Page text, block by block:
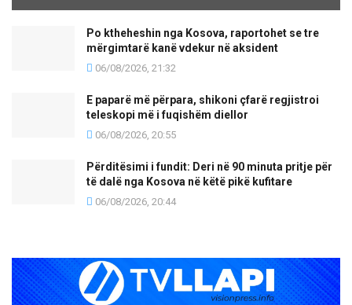
Po ktheheshin nga Kosova, raportohet se tre
mërgimtarë kanë vdekur në aksident
06/08/2026, 21:32
E paparë më përpara, shikoni çfarë regjistroi
teleskopi më i fuqishëm diellor
06/08/2026, 20:55
Përditësimi i fundit: Deri në 90 minuta pritje për
të dalë nga Kosova në këtë pikë kufitare
06/08/2026, 20:44